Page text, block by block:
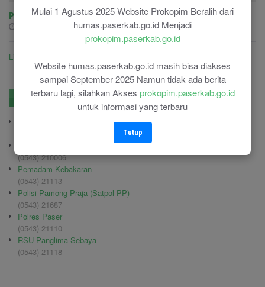
Mulai 1 Agustus 2025 Website Prokopim Beralih dari
humas.paserkab.go.id Menjadi
prokopim.paserkab.go.id
Website humas.paserkab.go.id masih bisa diakses
sampai September 2025 Namun tidak ada berita
terbaru lagi, silahkan Akses prokopim.paserkab.go.id
untuk informasi yang terbaru
Tutup
Pelepasan Peserta Jambore Perwakilan Kab.Paser
09-08-2022 - 09-08-2022
Lihat semua agenda ....
No. Penting Pengadaan
(0543) 210006
Pemadam Kebakaran
(0543) 21113
Polisi Pamong Praja (Satpol PP)
(0543) 21687
Polres Paser
(0543) 21110
RSU Panglima Sebaya
(0543) 21118